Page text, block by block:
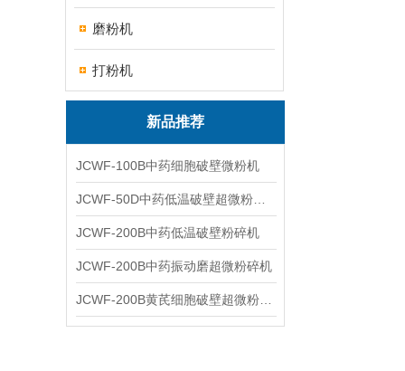
磨粉机
打粉机
新品推荐
JCWF-100B中药细胞破壁微粉机
JCWF-200B中药低温破壁粉碎机
JCWF-200B中药振动磨超微粉碎机